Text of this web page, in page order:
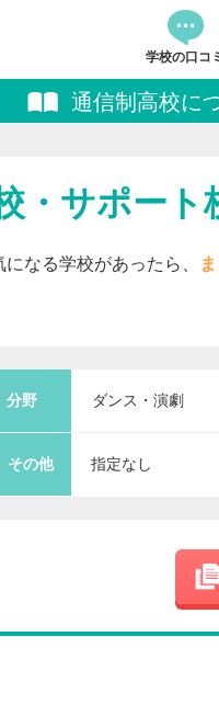
学校の口コ
資料請
料請求で
通信制高校に
・サポート
なる学校があったら、
分野 ダンス・演劇
その他 指定なし